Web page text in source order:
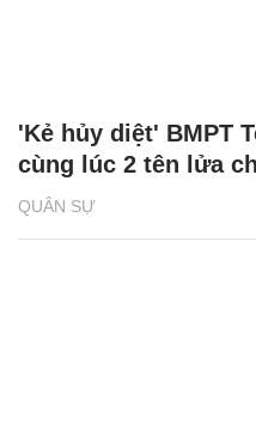
QUÂN SỰ
'Kẻ hủy diệt' BMPT
cùng lúc 2 tên lửa